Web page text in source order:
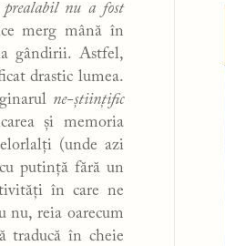
prealabil nu a fost
merg mână în
gândirii. Astfel,
drastic lumea.
ne-științific
și memoria
(unde azi
putință fără un
în care ne
nu, reia oarecum
traducă în cheie